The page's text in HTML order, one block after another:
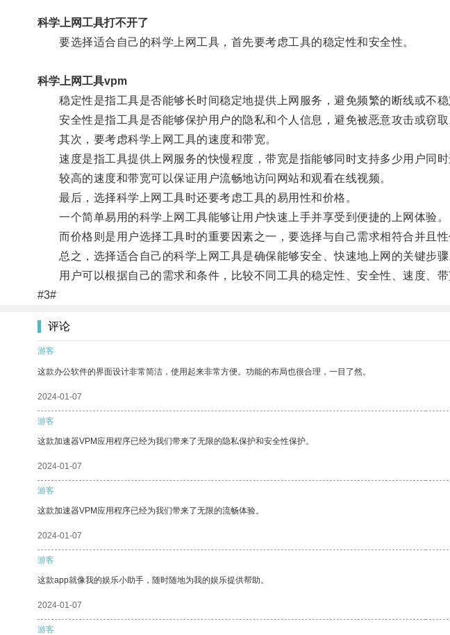
科学上网工具打不开了
要选择适合自己的科学上网工具，首先要考虑工具的稳定性和安全性。
科学上网工具vpm
稳定性是指工具是否能够长时间稳定地提供上网服务，避免频繁的断线或不稳
安全性是指工具是否能够保护用户的隐私和个人信息，避免被恶意攻击或窃取
其次，要考虑科学上网工具的速度和带宽。
速度是指工具提供上网服务的快慢程度，带宽是指能够同时支持多少用户同时
较高的速度和带宽可以保证用户流畅地访问网站和观看在线视频。
最后，选择科学上网工具时还要考虑工具的易用性和价格。
一个简单易用的科学上网工具能够让用户快速上手并享受到便捷的上网体验。
而价格则是用户选择工具时的重要因素之一，要选择与自己需求相符合并且性
总之，选择适合自己的科学上网工具是确保能够安全、快速地上网的关键步骤
用户可以根据自己的需求和条件，比较不同工具的稳定性、安全性、速度、带
#3#
评论
游客
这款办公软件的界面设计非常简洁，使用起来非常方便。功能的布局也很合理，一目了然。
2024-01-07
游客
这款加速器VPM应用程序已经为我们带来了无限的隐私保护和安全性保护。
2024-01-07
游客
这款加速器VPM应用程序已经为我们带来了无限的流畅体验。
2024-01-07
游客
这款app就像我的娱乐小助手，随时随地为我的娱乐提供帮助。
2024-01-07
游客